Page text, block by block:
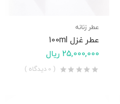
عطر زنانه
عطر غزل 100ml
25,000,000 ریال
( 0 دیدگاه )